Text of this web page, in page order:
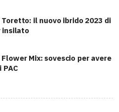
il nuovo ibrido 2023 di
insilato
Mix: sovescio per avere